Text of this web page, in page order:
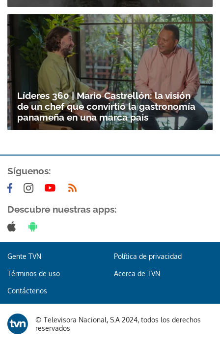
Líderes 360 | Mario Castrellón: la visión
de un chef que convirtió la gastronomía
panameña en una marca país
Síguenos:
Descubre nuestras apps:
Gente TVN Política de privacidad
Términos de uso Acerca de TVN
Contáctenos
© Televisora Nacional, S.A 2024, todos los derechos
reservados